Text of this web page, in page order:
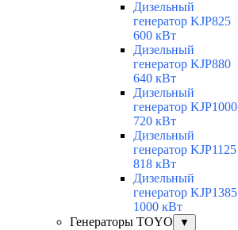
Дизельный
генератор KJP825
600 кВт
Дизельный
генератор KJP880
640 кВт
Дизельный
генератор KJP1000
720 кВт
Дизельный
генератор KJP1125
818 кВт
Дизельный
генератор KJP1385
1000 кВт
Генераторы TOYO
▼